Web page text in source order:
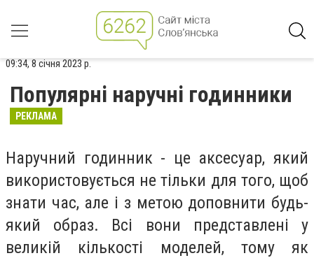
09:34, 8 січня 2023 р.
Популярні наручні годинники
РЕКЛАМА
Наручний годинник - це аксесуар, який
використовується не тільки для того, щоб
знати час, але і з метою доповнити будь-
який образ. Всі вони представлені у
великій кількості моделей, тому як